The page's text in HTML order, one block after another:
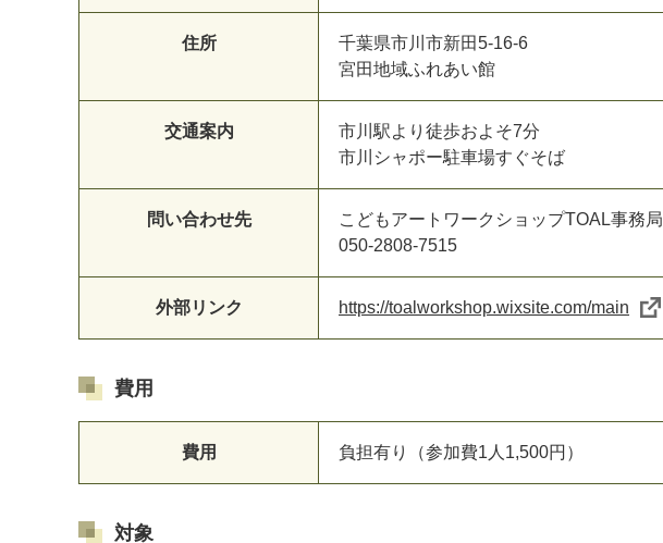
住所
千葉県市川市新田5-16-6
宮田地域ふれあい館
交通案内
市川駅より徒歩およそ7分
市川シャポー駐車場すぐそば
問い合わせ先
こどもアートワークショップTOAL事務局
050-2808-7515
外部リンク https://toalworkshop.wixsite.com/main
費用
費用 負担有り（参加費1人1,500円）
対象